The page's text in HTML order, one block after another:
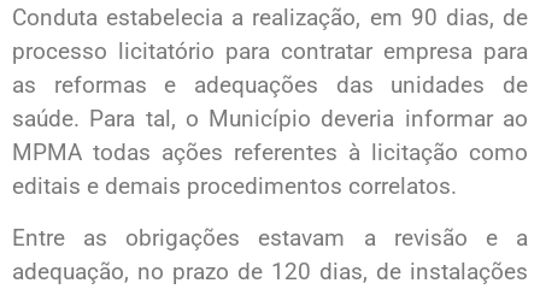
Conduta estabelecia a realização, em 90 dias, de
processo licitatório para contratar empresa para
as reformas e adequações das unidades de
saúde. Para tal, o Município deveria informar ao
MPMA todas ações referentes à licitação como
editais e demais procedimentos correlatos.
Entre as obrigações estavam a revisão e a
adequação, no prazo de 120 dias, de instalações